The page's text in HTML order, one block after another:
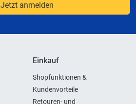
Jetzt anmelden
Einkauf
Shopfunktionen &
Kundenvorteile
Retouren- und